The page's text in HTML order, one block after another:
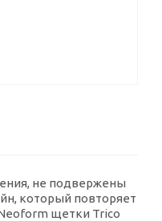
не подвержены
который повторяет
щетки Trico